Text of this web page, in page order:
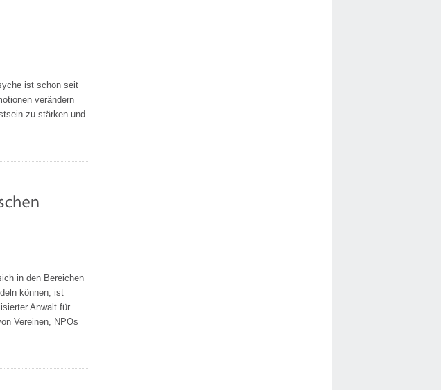
ist schon seit
verändern
zu stärken und
in den Bereichen
können, ist
Anwalt für
Vereinen, NPOs